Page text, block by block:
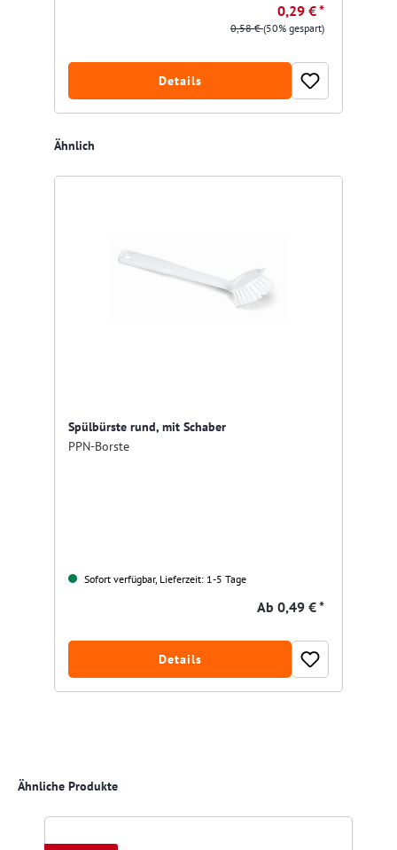
0,29 € *
0,58 €(50% gespart)
Details
Produktgalerie überspringen
Ähnlich
Spülbürste rund, mit Schaber
PPN-Borste
Sofort verfügbar, Lieferzeit: 1-5 Tage
Ab 0,49 € *
Details
Produktgalerie überspringen
Ähnliche Produkte